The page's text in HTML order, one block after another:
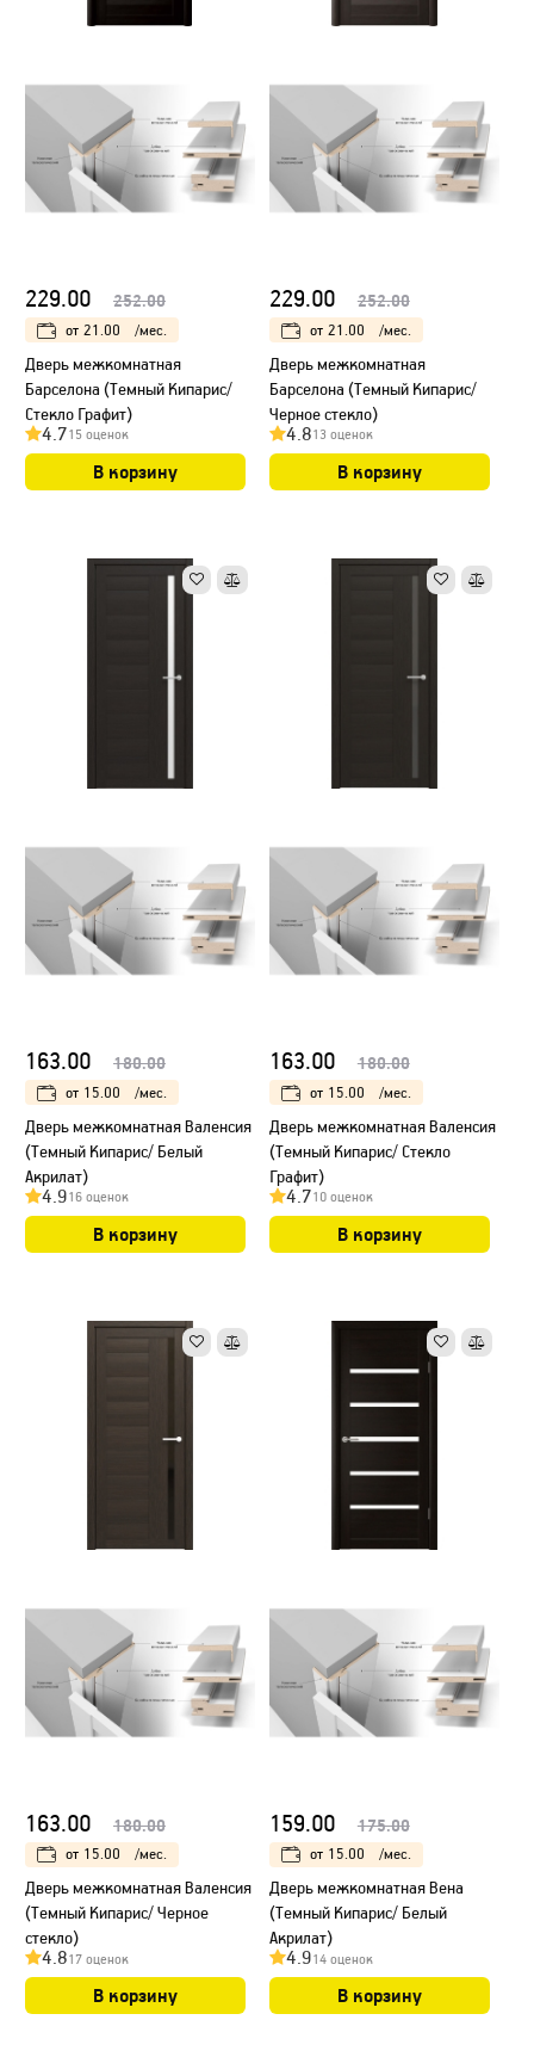
229.00 252.00
от 21.00 /мес.
Дверь межкомнатная
Барселона (Темный Кипарис/
Стекло Графит)
4.715 оценок
В корзину
229.00 252.00
от 21.00 /мес.
Дверь межкомнатная
Барселона (Темный Кипарис/
Черное стекло)
4.813 оценок
В корзину
163.00 180.00
от 15.00 /мес.
Дверь межкомнатная Валенсия
(Темный Кипарис/ Белый
Акрилат)
4.916 оценок
В корзину
163.00 180.00
от 15.00 /мес.
Дверь межкомнатная Валенсия
(Темный Кипарис/ Стекло
Графит)
4.710 оценок
В корзину
163.00 180.00
от 15.00 /мес.
Дверь межкомнатная Валенсия
(Темный Кипарис/ Черное
стекло)
4.817 оценок
В корзину
159.00 175.00
от 15.00 /мес.
Дверь межкомнатная Вена
(Темный Кипарис/ Белый
Акрилат)
4.914 оценок
В корзину